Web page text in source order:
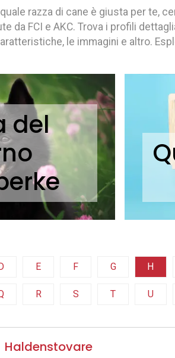
razza di cane è giusta per te,
da FCI e AKC. Trova i profili
le immagini e altro.
del
E F G H
R S T U
Haldenstovare